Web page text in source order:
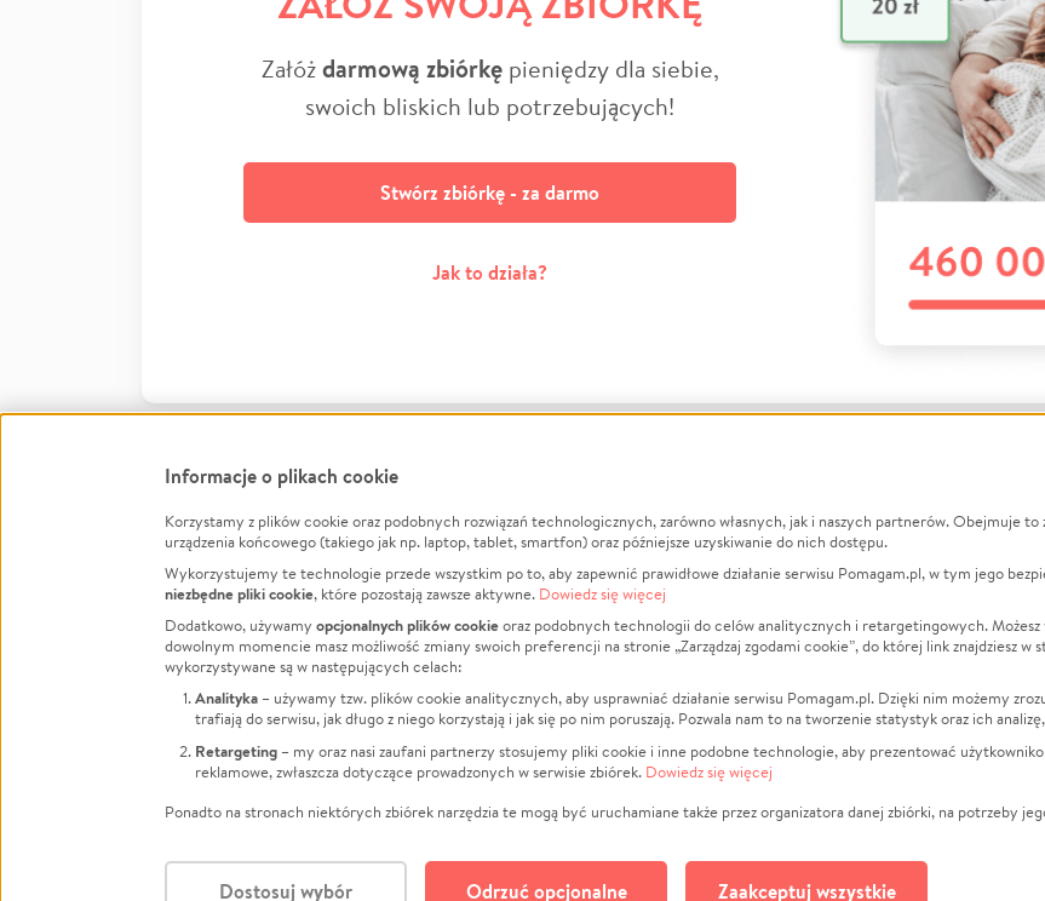
Załóżdarmową zbiórkępieniędzy dla siebie,
swoich bliskich lub potrzebujących!
Stwórz zbiórkę - za darmo
Jak to działa?
FacebookTwitter Instagram
LinkedInTikTok Youtube
Informacje
Jak to działa?
Regulamin
Polityka Prywatności
Kontakt
Porównanie serwisów
Polityka plików cookie
Zarządzaj zgodami cookie
O nas
Opinie
Raporty
Za darmo
Dla NGO
Fundacja Pomagam.pl
Sport
Informacje o plikach cookie
Korzystamy z plików cookie oraz podobnych rozwiązań technologicznych, zarówno własnych, jak i naszych partnerów. Obejmuje
urządzenia końcowego (takiego jak np. laptop, tablet, smartfon) oraz późniejsze uzyskiwanie do nich dostępu.
Wykorzystujemy te technologie przede wszystkim po to, aby zapewnić prawidłowe działanie serwisu Pomagam.pl, w tym jego
niezbędne pliki cookie, które pozostają zawsze aktywne. Dowiedz się więcej
Dodatkowo, używamy opcjonalnych plików cookieoraz podobnych technologii do celów analitycznych i retargetingowych.
dowolnym momencie masz możliwość zmiany swoich preferencji na stronie „Zarządzaj zgodami cookie”, do której link znajdziesz
wykorzystywane są w następujących celach:
Analityka – używamy tzw. plików cookie analitycznych, aby usprawniać działanie serwisu Pomagam.pl. Dzięki nim możemy
trafiają do serwisu, jak długo z niego korzystają i jak się po nim poruszają. Pozwala nam to na tworzenie statystyk oraz ich
Retargeting – my oraz nasi zaufani partnerzy stosujemy pliki cookie i inne podobne technologie, aby prezentować
reklamowe, zwłaszcza dotyczące prowadzonych w serwisie zbiórek. Dowiedz się więcej
Ponadto na stronach niektórych zbiórek narzędzia te mogą być uruchamiane także przez organizatora danej zbiórki, na potrzeby
Dostosuj wybór Odrzuć opcjonalne Zaakceptuj wszystkie